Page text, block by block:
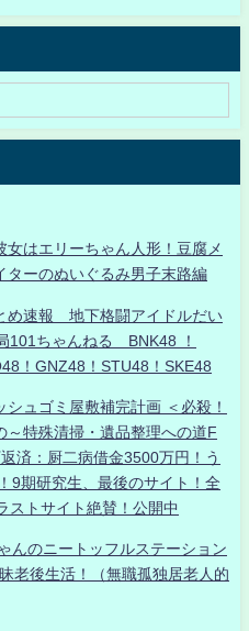
はエリーちゃん人形！豆腐メ
ターのぬいぐるみ男子末路編
め速報 地下格闘アイドルだい
101ちゃんねる BNK48 ！
！GNZ48！STU48！SKE48
ュゴミ屋敷補完計画 ＜必殺！
～特殊清掃・遺品整理への道F
済：厨二病借金3500万円！う
9期研究生、最後のサイト！全
ストサイト絶賛！公開中
んのニートッフルステーション
老後生活！（無職孤独居老人的